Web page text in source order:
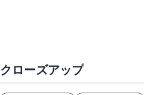
クローズアップ